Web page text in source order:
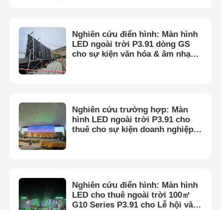
Nghiên cứu điển hình: Màn hình
LED ngoài trời P3.91 dòng GS
cho sự kiện văn hóa & âm nhạc
Nghiên cứu trường hợp: Màn
hình LED ngoài trời P3.91 cho
thuê cho sự kiện doanh nghiệp ở
Nghiên cứu điển hình: Màn hình
LED cho thuê ngoài trời 100㎡
G10 Series P3.91 cho Lễ hội văn